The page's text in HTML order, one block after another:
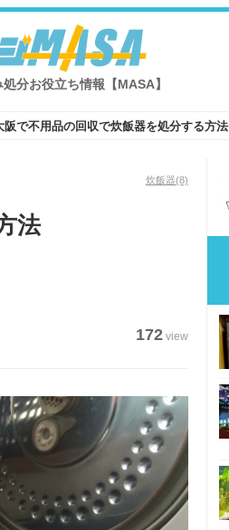
分お役立ち情報【MASA】
阪で不用品の回収で炊飯器を処分する方法
炊飯器(8)
法
172 view